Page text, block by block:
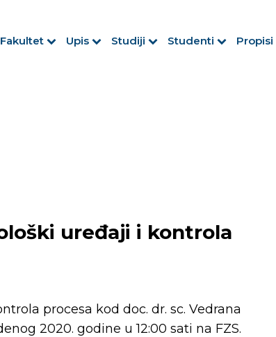
Fakultet Upis Studiji Studenti Propisi
uređaji i kontrola
procesa kod doc. dr. sc. Vedrana
2020. godine u 12:00 sati na FZS.